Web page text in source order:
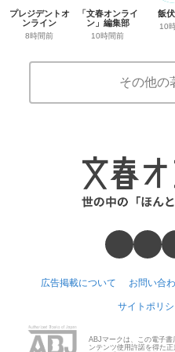
プレジデントオ
ンライン
8時間前
「文春オンライ
ン」編集部
10時間前
飯
10
その他の
広告掲載について お問い合
サイトポリ
ABJマークは、この電子書
ンテンツ使用許諾を得た